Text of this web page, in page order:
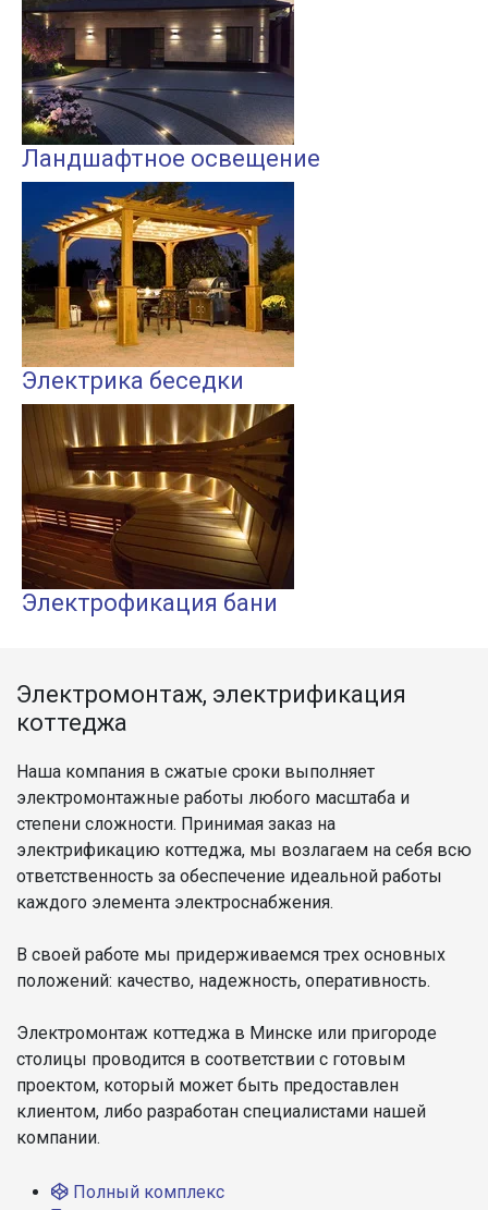
Ландшафтное освещение
Электрика беседки
Электрофикация бани
Электромонтаж, электрификация
коттеджа
Наша компания в сжатые сроки выполняет
электромонтажные работы любого масштаба и
степени сложности. Принимая заказ на
электрификацию коттеджа, мы возлагаем на себя всю
ответственность за обеспечение идеальной работы
каждого элемента электроснабжения.
В своей работе мы придерживаемся трех основных
положений: качество, надежность, оперативность.
Электромонтаж коттеджа в Минске или пригороде
столицы проводится в соответствии с готовым
проектом, который может быть предоставлен
клиентом, либо разработан специалистами нашей
компании.
Полный комплекс